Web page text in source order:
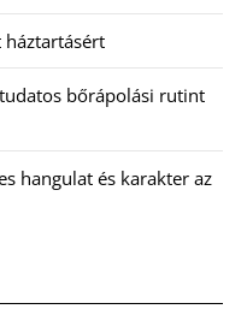
háztartásért
bőrápolási rutint
hangulat és karakter az